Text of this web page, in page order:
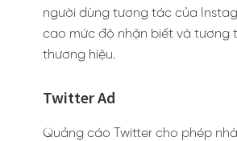
người dùng tương tác của
cao mức độ nhận biết và tương
thương hiệu.
Twitter Ad
Quảng cáo Twitter cho phép